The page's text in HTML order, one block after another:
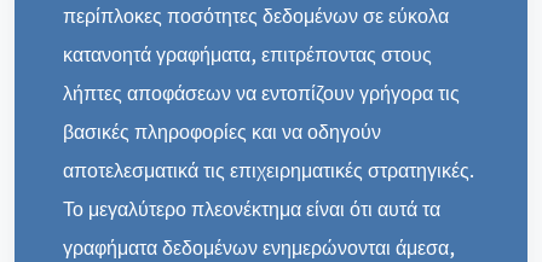
περίπλοκες ποσότητες δεδομένων σε εύκολα
κατανοητά γραφήματα, επιτρέποντας στους
λήπτες αποφάσεων να εντοπίζουν γρήγορα τις
βασικές πληροφορίες και να οδηγούν
αποτελεσματικά τις επιχειρηματικές στρατηγικές.
Το μεγαλύτερο πλεονέκτημα είναι ότι αυτά τα
γραφήματα δεδομένων ενημερώνονται άμεσα,